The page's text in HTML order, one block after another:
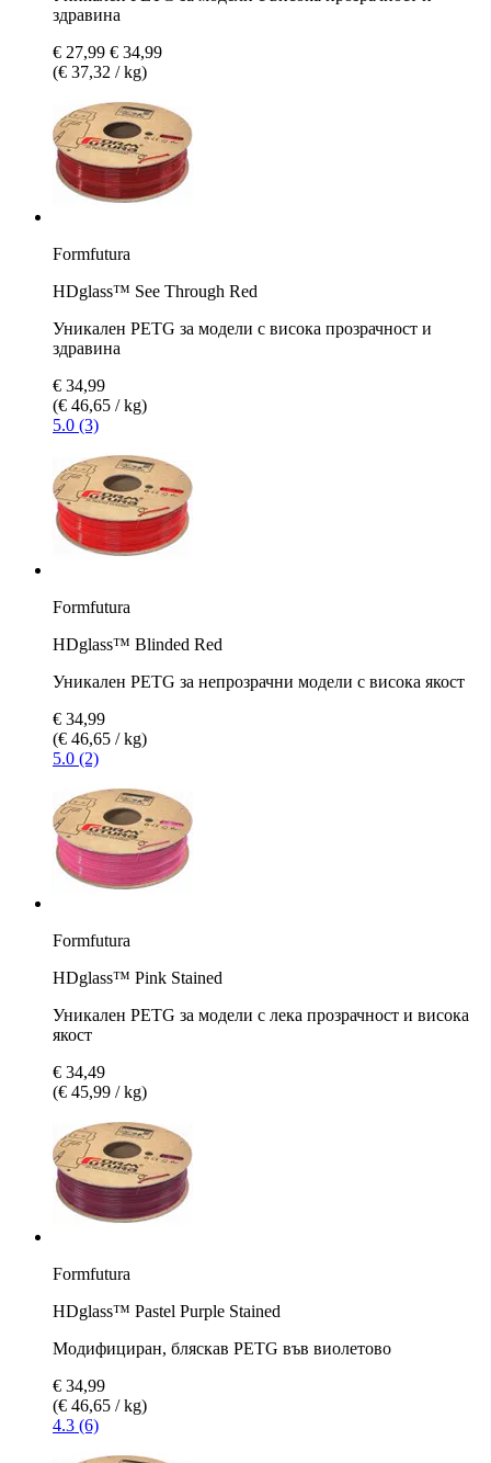
здравина
€ 27,99 € 34,99
(€ 37,32 / kg)
Formfutura
HDglass™ See Through Red
Уникален PETG за модели с висока прозрачност и
здравина
€ 34,99
(€ 46,65 / kg)
5.0 (3)
Formfutura
HDglass™ Blinded Red
Уникален PETG за непрозрачни модели с висока якост
€ 34,99
(€ 46,65 / kg)
5.0 (2)
Formfutura
HDglass™ Pink Stained
Уникален PETG за модели с лека прозрачност и висока
якост
€ 34,49
(€ 45,99 / kg)
Formfutura
HDglass™ Pastel Purple Stained
Модифициран, бляскав PETG във виолетово
€ 34,99
(€ 46,65 / kg)
4.3 (6)